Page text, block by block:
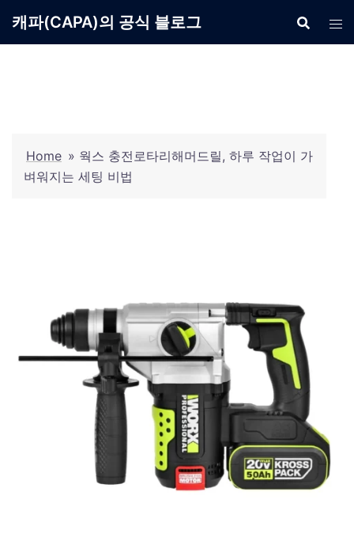
캐파(CAPA)의 공식 블로그
Home » 웍스 충전로타리해머드릴, 하루 작업이 가
벼워지는 세팅 비법